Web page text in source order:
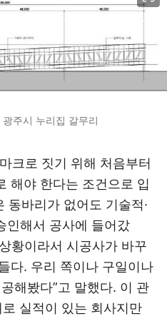
주시 누리집 갈무리
크로 짓기 위해 처음부터
해야 한다는 조건으로 입
동바리가 없어도 기술적·
인해서 공사에 들어갔
황이라서 시공사가 바꾸
다. 우리 쪽이나 구일이나
해봤다”고 말했다. 이 관
실적이 있는 회사지만